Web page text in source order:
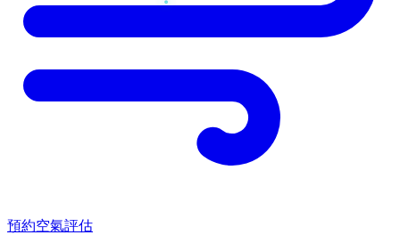
預約空氣評估